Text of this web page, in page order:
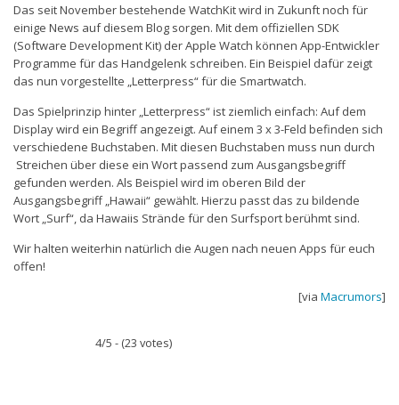
Das seit November bestehende WatchKit wird in Zukunft noch für
einige News auf diesem Blog sorgen. Mit dem offiziellen SDK
(Software Development Kit) der Apple Watch können App-Entwickler
Programme für das Handgelenk schreiben. Ein Beispiel dafür zeigt
das nun vorgestellte „Letterpress“ für die Smartwatch.
Das Spielprinzip hinter „Letterpress“ ist ziemlich einfach: Auf dem
Display wird ein Begriff angezeigt. Auf einem 3 x 3-Feld befinden sich
verschiedene Buchstaben. Mit diesen Buchstaben muss nun durch
Streichen über diese ein Wort passend zum Ausgangsbegriff
gefunden werden. Als Beispiel wird im oberen Bild der
Ausgangsbegriff „Hawaii“ gewählt. Hierzu passt das zu bildende
Wort „Surf“, da Hawaiis Strände für den Surfsport berühmt sind.
Wir halten weiterhin natürlich die Augen nach neuen Apps für euch
offen!
[via Macrumors]
4/5 - (23 votes)